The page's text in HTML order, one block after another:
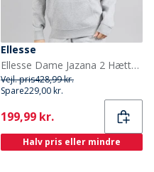
Ellesse
Ellesse Dame Jazana 2 Hættetrøje Light Grey Marl
Vejl. pris428,99 kr.
Spare229,00 kr.
Current
199,99 kr.
Halv pris eller mindre